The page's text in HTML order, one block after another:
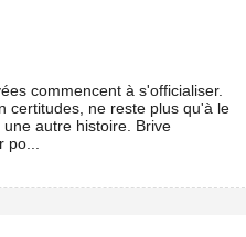
commencent à s'officialiser.
certitudes, ne reste plus qu'à le
autre histoire. Brive